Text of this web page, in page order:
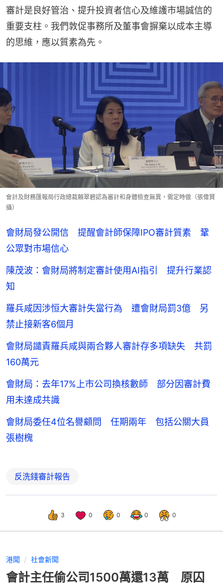
審計是良好管治、提升投資者信心及維護市場誠信的
重要支柱。我們敦促事務所及董事會摒棄以成本主導
的思維，應以質素為先。
會計及財務匯報局行政總裁賴翠碧認為審計和身體檢查無異，需定時做（張偉賢
攝）
會財局發公開信 提醒會計師保障IPO審計質素 鞏
公眾對市場信心
陳茂波：會財局將制定審計使用AI指引 提升行業認
知
羅兵咸因涉恒大審計失當行為 遭會財局罰3億 另
禁止接新客6個月
會財局譴責羅兵咸與兩合夥人審計存多項缺失 共罰
160萬元
會財局：去年17%上市公司換核數師 部分因審計費
用未達成共識
會財局委任4位名譽顧問 任期兩年 包括公關大員
張樹槐
反洗錢審計報告
3 0 0 0 0
港聞 社會新聞
會計主任偷公司1500萬還13萬 原囚